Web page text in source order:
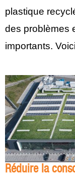
plastique
des problèmes
importants.
Réduire la